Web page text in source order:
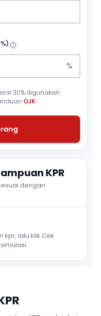
%
30% digunakan
OJK .
KPR
dengan
lalu klik Cek